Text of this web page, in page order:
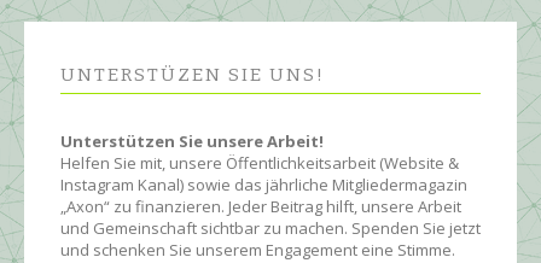
UNTERSTÜZEN SIE UNS!
Unterstützen Sie unsere Arbeit!
Helfen Sie mit, unsere Öffentlichkeitsarbeit (Website &
Instagram Kanal) sowie das jährliche Mitgliedermagazin
„Axon“ zu finanzieren. Jeder Beitrag hilft, unsere Arbeit
und Gemeinschaft sichtbar zu machen. Spenden Sie jetzt
und schenken Sie unserem Engagement eine Stimme.